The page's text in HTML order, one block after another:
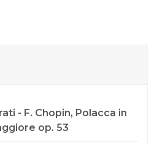
- F. Chopin, Polacca in
op. 53